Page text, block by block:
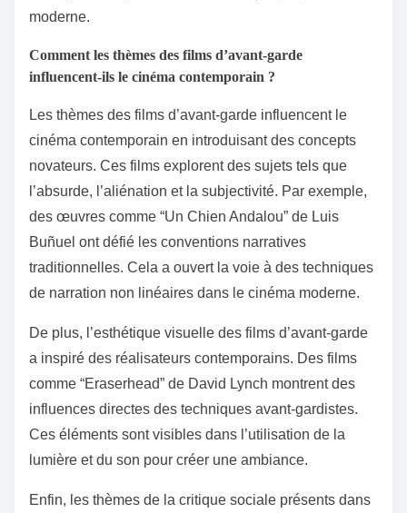
moderne.
Comment les thèmes des films d’avant-garde
influencent-ils le cinéma contemporain ?
Les thèmes des films d’avant-garde influencent le
cinéma contemporain en introduisant des concepts
novateurs. Ces films explorent des sujets tels que
l’absurde, l’aliénation et la subjectivité. Par exemple,
des œuvres comme “Un Chien Andalou” de Luis
Buñuel ont défié les conventions narratives
traditionnelles. Cela a ouvert la voie à des techniques
de narration non linéaires dans le cinéma moderne.
De plus, l’esthétique visuelle des films d’avant-garde
a inspiré des réalisateurs contemporains. Des films
comme “Eraserhead” de David Lynch montrent des
influences directes des techniques avant-gardistes.
Ces éléments sont visibles dans l’utilisation de la
lumière et du son pour créer une ambiance.
Enfin, les thèmes de la critique sociale présents dans